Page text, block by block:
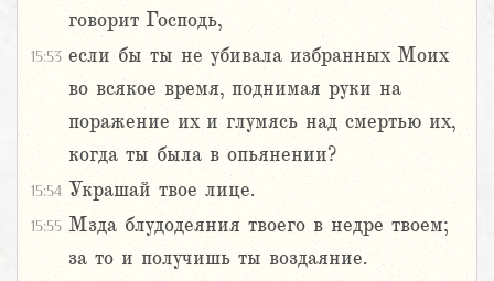
говорит Господь,
15:53 если бы ты не убивала избранных Моих
во всякое время, поднимая руки на
поражение их и глумясь над смертью их,
когда ты была в опьянении?
15:54 Украшай твое лице.
15:55 Мзда блудодеяния твоего в недре твоем;
за то и получишь ты воздаяние.